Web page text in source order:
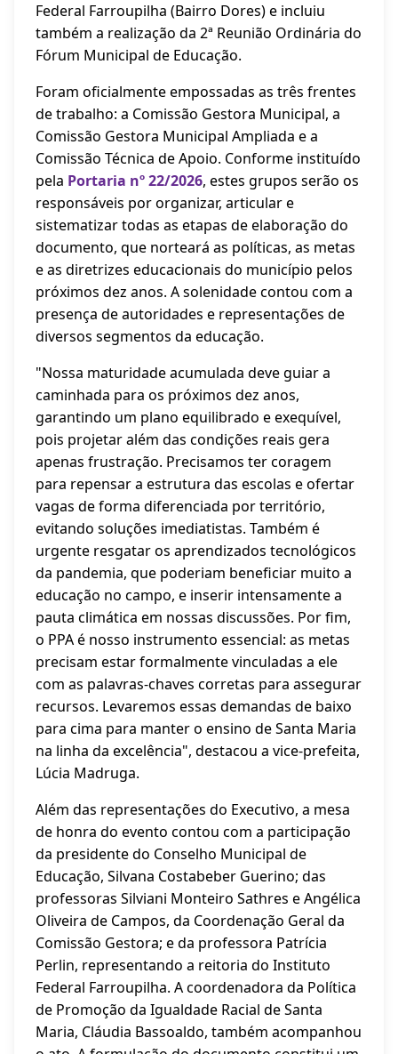
Federal Farroupilha (Bairro Dores) e incluiu
também a realização da 2ª Reunião Ordinária do
Fórum Municipal de Educação.
Foram oficialmente empossadas as três frentes
de trabalho: a Comissão Gestora Municipal, a
Comissão Gestora Municipal Ampliada e a
Comissão Técnica de Apoio. Conforme instituído
pela Portaria nº 22/2026, estes grupos serão os
responsáveis por organizar, articular e
sistematizar todas as etapas de elaboração do
documento, que norteará as políticas, as metas
e as diretrizes educacionais do município pelos
próximos dez anos. A solenidade contou com a
presença de autoridades e representações de
diversos segmentos da educação.
"Nossa maturidade acumulada deve guiar a
caminhada para os próximos dez anos,
garantindo um plano equilibrado e exequível,
pois projetar além das condições reais gera
apenas frustração. Precisamos ter coragem
para repensar a estrutura das escolas e ofertar
vagas de forma diferenciada por território,
evitando soluções imediatistas. Também é
urgente resgatar os aprendizados tecnológicos
da pandemia, que poderiam beneficiar muito a
educação no campo, e inserir intensamente a
pauta climática em nossas discussões. Por fim,
o PPA é nosso instrumento essencial: as metas
precisam estar formalmente vinculadas a ele
com as palavras-chaves corretas para assegurar
recursos. Levaremos essas demandas de baixo
para cima para manter o ensino de Santa Maria
na linha da excelência", destacou a vice-prefeita,
Lúcia Madruga.
Além das representações do Executivo, a mesa
de honra do evento contou com a participação
da presidente do Conselho Municipal de
Educação, Silvana Costabeber Guerino; das
professoras Silviani Monteiro Sathres e Angélica
Oliveira de Campos, da Coordenação Geral da
Comissão Gestora; e da professora Patrícia
Perlin, representando a reitoria do Instituto
Federal Farroupilha. A coordenadora da Política
de Promoção da Igualdade Racial de Santa
Maria, Cláudia Bassoaldo, também acompanhou